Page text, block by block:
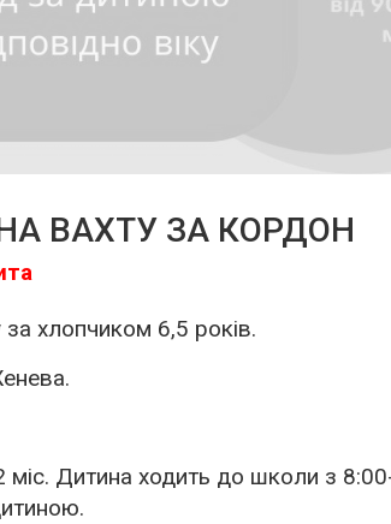
ВАХТУ ЗА КОРДОН
хлопчиком 6,5 років.
міс. Дитина ходить до школи з